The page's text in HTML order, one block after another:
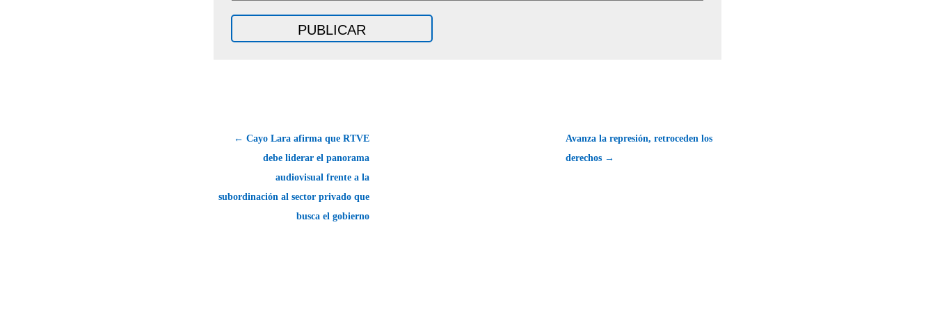
← Cayo Lara afirma que RTVE
debe liderar el panorama
audiovisual frente a la
subordinación al sector privado que
busca el gobierno
Avanza la represión, retroceden los
derechos →